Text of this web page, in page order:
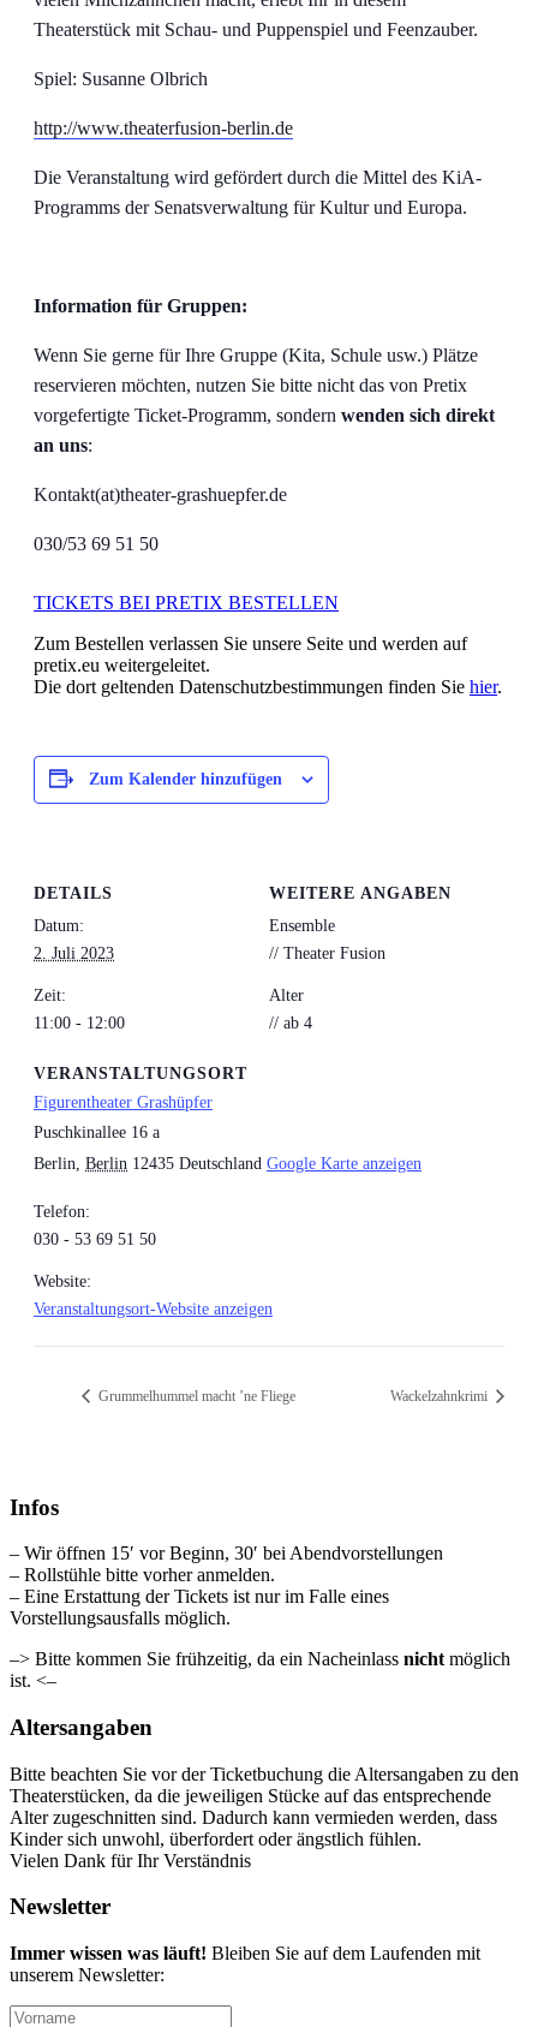
Theaterstück mit Schau- und Puppenspiel und Feenzauber.
Spiel: Susanne Olbrich
http://www.theaterfusion-berlin.de
Die Veranstaltung wird gefördert durch die Mittel des KiA-
Programms der Senatsverwaltung für Kultur und Europa.
Information für Gruppen:
Wenn Sie gerne für Ihre Gruppe (Kita, Schule usw.) Plätze
reservieren möchten, nutzen Sie bitte nicht das von Pretix
vorgefertigte Ticket-Programm, sondern wenden sich direkt
an uns:
Kontakt(at)theater-grashuepfer.de
030/53 69 51 50
TICKETS BEI PRETIX BESTELLEN
Zum Bestellen verlassen Sie unsere Seite und werden auf
pretix.eu weitergeleitet.
Die dort geltenden Datenschutzbestimmungen finden Sie hier.
Zum Kalender hinzufügen
DETAILS
Datum:
2. Juli 2023
Zeit:
11:00 - 12:00
VERANSTALTUNGSORT
Figurentheater Grashüpfer
Puschkinallee 16 a
Berlin Berlin 12435 Deutschland Google Karte anzeigen
Telefon:
030 - 53 69 51 50
Website:
Veranstaltungsort-Website anzeigen
WEITERE ANGABEN
Ensemble
// Theater Fusion
Alter
// ab 4
Grummelhummel macht ’ne Fliege Wackelzahnkrimi
Infos
– Wir öffnen 15′ vor Beginn, 30′ bei Abendvorstellungen
– Rollstühle bitte vorher anmelden.
– Eine Erstattung der Tickets ist nur im Falle eines
Vorstellungsausfalls möglich.
–> Bitte kommen Sie frühzeitig, da ein Nacheinlass nicht möglich
ist. <–
Altersangaben
Bitte beachten Sie vor der Ticketbuchung die Altersangaben zu den
Theaterstücken, da die jeweiligen Stücke auf das entsprechende
Alter zugeschnitten sind. Dadurch kann vermieden werden, dass
Kinder sich unwohl, überfordert oder ängstlich fühlen.
Vielen Dank für Ihr Verständnis
Newsletter
Immer wissen was läuft! Bleiben Sie auf dem Laufenden mit
unserem Newsletter: